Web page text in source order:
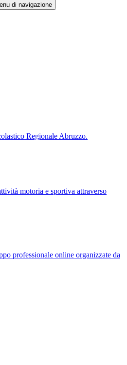
di navigazione
Regionale Abruzzo.
motoria e sportiva attraverso
professionale online organizzate da